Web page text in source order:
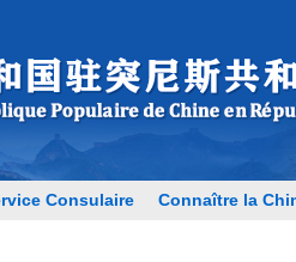
Consulaire Connaître la